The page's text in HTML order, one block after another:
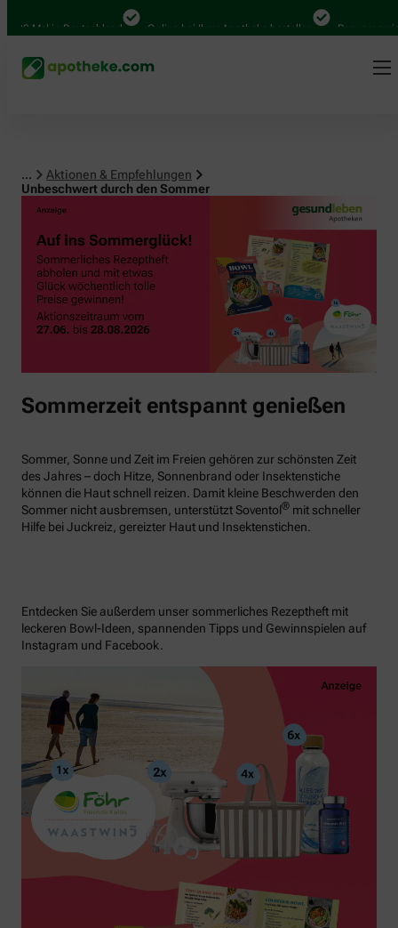
Mal in Deutschland Online bei Ihrer Apotheke bestellen Bequem
...
Aktionen & Empfehlungen
Unbeschwert durch den Sommer
Sommerzeit entspannt genießen
Sommer, Sonne und Zeit im Freien gehören zur schönsten Zeit
des Jahres – doch Hitze, Sonnenbrand oder Insektenstiche
können die Haut schnell reizen. Damit kleine Beschwerden den
Sommer nicht ausbremsen, unterstützt Soventol® mit schneller
Hilfe bei Juckreiz, gereizter Haut und Insektenstichen.
Entdecken Sie außerdem unser sommerliches Rezeptheft mit
leckeren Bowl-Ideen, spannenden Tipps und Gewinnspielen auf
Instagram und Facebook.